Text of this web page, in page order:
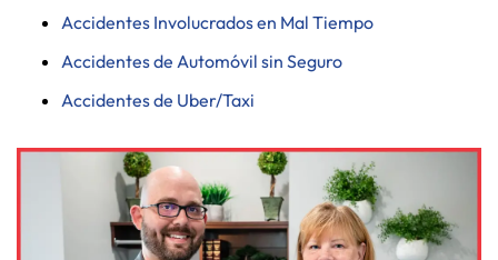
Accidentes Involucrados en Mal Tiempo
Accidentes de Automóvil sin Seguro
Accidentes de Uber/Taxi